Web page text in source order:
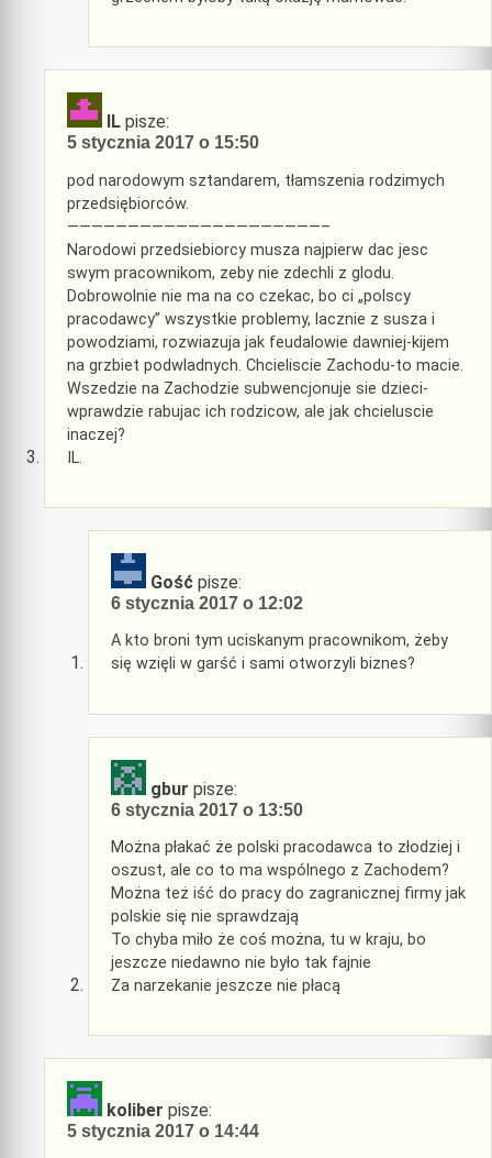
IL pisze:
5 stycznia 2017 o 15:50
pod narodowym sztandarem, tłamszenia rodzimych
przedsiębiorców.
—————————————————————–
Narodowi przedsiebiorcy musza najpierw dac jesc
swym pracownikom, zeby nie zdechli z glodu.
Dobrowolnie nie ma na co czekac, bo ci „polscy
pracodawcy” wszystkie problemy, lacznie z susza i
powodziami, rozwiazuja jak feudalowie dawniej-kijem
na grzbiet podwladnych. Chcieliscie Zachodu-to macie.
Wszedzie na Zachodzie subwencjonuje sie dzieci-
wprawdzie rabujac ich rodzicow, ale jak chcieluscie
inaczej?
IL.
Gość pisze:
6 stycznia 2017 o 12:02
A kto broni tym uciskanym pracownikom, żeby
się wzięli w garść i sami otworzyli biznes?
gbur pisze:
6 stycznia 2017 o 13:50
Można płakać że polski pracodawca to złodziej i
oszust, ale co to ma wspólnego z Zachodem?
Można też iść do pracy do zagranicznej firmy jak
polskie się nie sprawdzają
To chyba miło że coś można, tu w kraju, bo
jeszcze niedawno nie było tak fajnie
Za narzekanie jeszcze nie płacą
koliber pisze:
5 stycznia 2017 o 14:44